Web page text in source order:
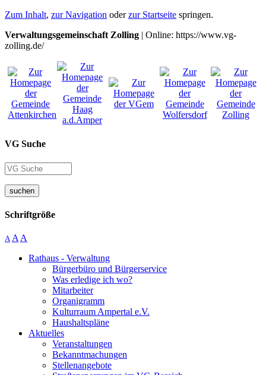
Zum Inhalt, zur Navigation oderzur Startseite springen.
Verwaltungsgemeinschaft Zolling | Online: https://www.vg-
zolling.de/
VG Suche
suchen
Schriftgröße
A A A
Rathaus - Verwaltung
Bürgerbüro und Bürgerservice
Was erledige ich wo?
Mitarbeiter
Organigramm
Kulturraum Ampertal e.V.
Haushaltspläne
Aktuelles
Veranstaltungen
Bekanntmachungen
Stellenangebote